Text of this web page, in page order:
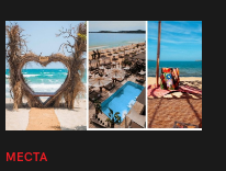
МЕСТА